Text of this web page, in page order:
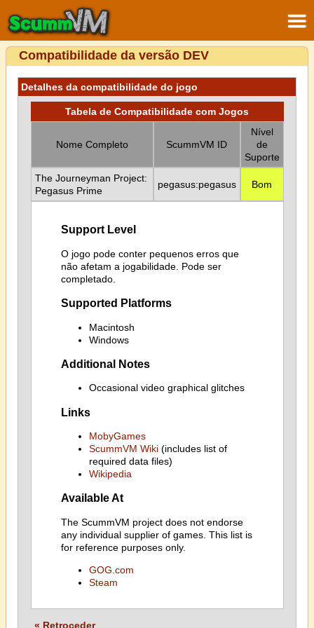
Compatibilidade da versão DEV
Detalhes da compatibilidade do jogo
Tabela de Compatibilidade com Jogos
Nome Completo ScummVM ID
Nível
de
Suporte
The Journeyman Project:
Pegasus Prime
pegasus:pegasus Bom
Support Level
O jogo pode conter pequenos erros que
não afetam a jogabilidade. Pode ser
completado.
Supported Platforms
Macintosh
Windows
Additional Notes
Occasional video graphical glitches
Links
MobyGames
ScummVM Wiki(includes list of
required data files)
Wikipedia
Available At
The ScummVM project does not endorse
any individual supplier of games. This list is
for reference purposes only.
GOG.com
Steam
« Retroceder